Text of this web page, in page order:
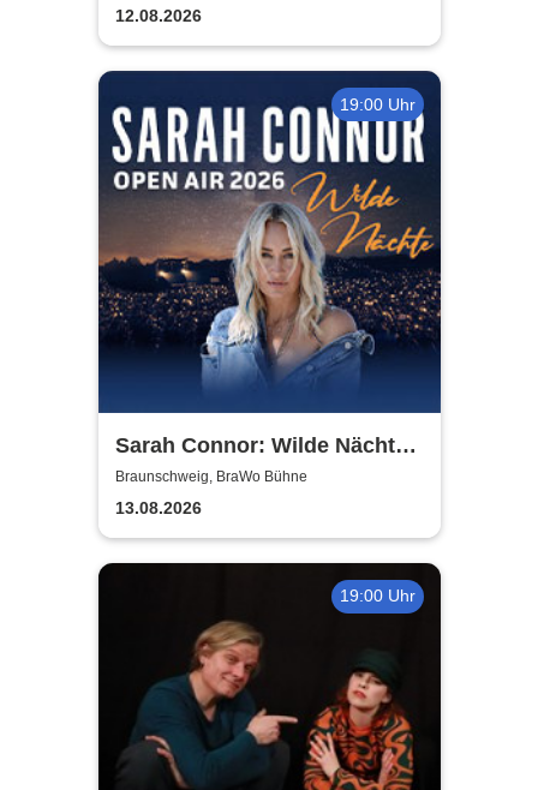
12.08.2026
19:00 Uhr
Sarah Connor: Wilde Nächte -
Open Air 2026
Braunschweig, BraWo Bühne
13.08.2026
19:00 Uhr